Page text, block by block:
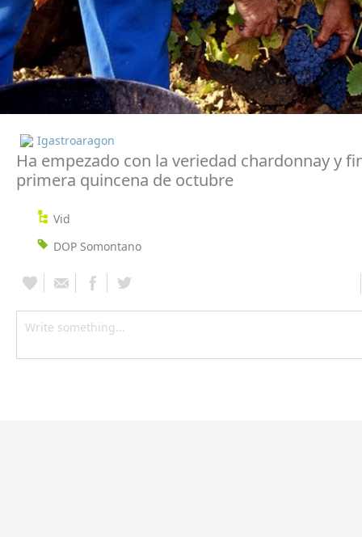
Igastroaragon
Ha empezado con la veriedad chardonnay y
primera quincena de octubre
Vid
DOP Somontano